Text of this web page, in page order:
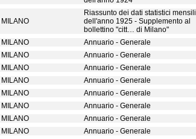
Riassunto dei dati statistici mensili
dell'anno 1925 - Supplemento al
bollettino "citt… di Milano"
Annuario - Generale
Annuario - Generale
Annuario - Generale
Annuario - Generale
Annuario - Generale
Annuario - Generale
Annuario - Generale
Annuario - Generale